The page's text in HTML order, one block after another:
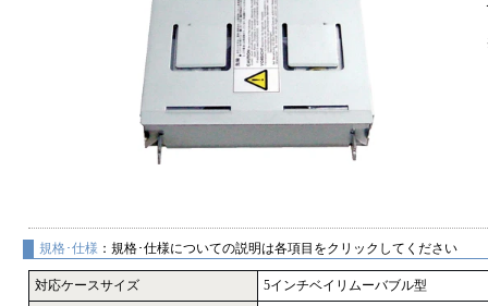
規格･仕様 ：規格･仕様についての説明は各項目をクリックしてください
対応ケースサイズ
5インチベイリムーバブル型